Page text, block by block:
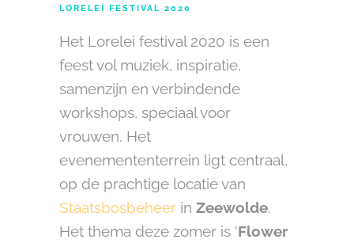
LORELEI FESTIVAL 2020
Het Lorelei festival 2020 is een
feest vol muziek, inspiratie,
samenzijn en verbindende
workshops, speciaal voor
vrouwen. Het
evenemententerrein ligt centraal,
op de prachtige locatie van
Staatsbosbeheer in Zeewolde.
Het thema deze zomer is ‘Flower